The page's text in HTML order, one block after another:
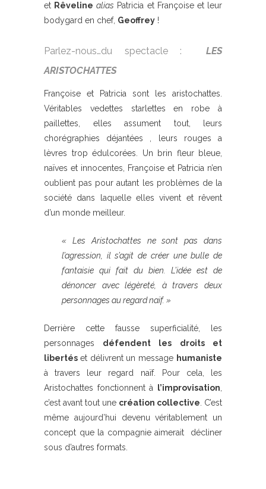
et Rêveline alias Patricia et Françoise et leur
bodygard en chef, Geoffrey !
Parlez-nous…du spectacle : LES
ARISTOCHATTES
Françoise et Patricia sont les aristochattes.
Véritables vedettes starlettes en robe à
paillettes, elles assument tout, leurs
chorégraphies déjantées , leurs rouges a
lèvres trop édulcorées. Un brin fleur bleue,
naïves et innocentes, Françoise et Patricia n’en
oublient pas pour autant les problèmes de la
société dans laquelle elles vivent et rêvent
d’un monde meilleur.
« Les Aristochattes ne sont pas dans
l’agression, il s’agit de créer une bulle de
fantaisie qui fait du bien. L’idée est de
dénoncer avec légèreté, à travers deux
personnages au regard naïf. »
Derrière cette fausse superficialité, les
personnages défendent les droits et
libertés et délivrent un message humaniste
à travers leur regard naïf. Pour cela, les
Aristochattes fonctionnent à
l’improvisation
c’est avant tout une création collective . C’est
même aujourd’hui devenu véritablement un
concept que la compagnie aimerait décliner
sous d’autres formats.